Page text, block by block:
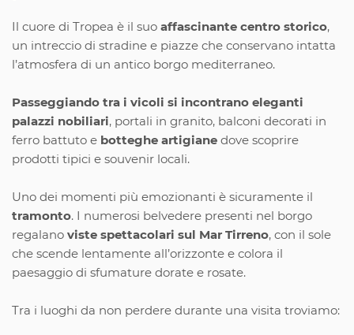
Il cuore di Tropea è il suo affascinante centro storico,
un intreccio di stradine e piazze che conservano intatta
l’atmosfera di un antico borgo mediterraneo.
Passeggiando tra i vicoli si incontrano eleganti
palazzi nobiliari, portali in granito, balconi decorati in
ferro battuto e botteghe artigiane dove scoprire
prodotti tipici e souvenir locali.
Uno dei momenti più emozionanti è sicuramente il
tramonto. I numerosi belvedere presenti nel borgo
regalano viste spettacolari sul Mar Tirreno, con il sole
che scende lentamente all’orizzonte e colora il
paesaggio di sfumature dorate e rosate.
Tra i luoghi da non perdere durante una visita troviamo: